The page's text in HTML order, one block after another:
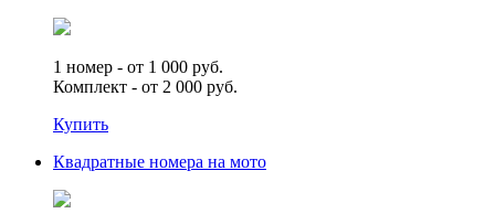
1 номер - от 1 000 руб.
Комплект - от 2 000 руб.
Купить
Квадратные номера на мото